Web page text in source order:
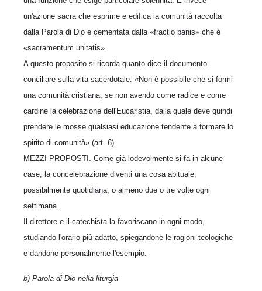
un'azione sacra che esprime e edifica la comunità raccolta
dalla Parola di Dio e cementata dalla «fractio panis» che è
«sacramentum unitatis».
A questo proposito si ricorda quanto dice il documento
conciliare sulla vita sacerdotale: «Non è possibile che si formi
una comunità cristiana, se non avendo come radice e come
cardine la celebrazione dell'Eucaristia, dalla quale deve quindi
prendere le mosse qualsiasi educazione tendente a formare lo
spirito di comunità» (art. 6).
MEZZI PROPOSTI. Come già lodevolmente si fa in alcune
case, la concelebrazione diventi una cosa abituale,
possibilmente quotidiana, o almeno due o tre volte ogni
settimana.
Il direttore e il catechista la favoriscano in ogni modo,
studiando l'orario più adatto, spiegandone le ragioni teologiche
e dandone personalmente l'esempio.
b) Parola di Dio nella liturgia